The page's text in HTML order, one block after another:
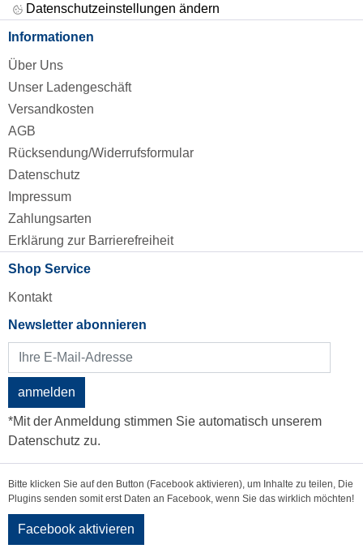
Datenschutzeinstellungen ändern
Informationen
Über Uns
Unser Ladengeschäft
Versandkosten
AGB
Rücksendung/Widerrufsformular
Datenschutz
Impressum
Zahlungsarten
Erklärung zur Barrierefreiheit
Shop Service
Kontakt
Newsletter abonnieren
anmelden
*Mit der Anmeldung stimmen Sie automatisch unserem
Datenschutz zu.
Bitte klicken Sie auf den Button (Facebook aktivieren), um Inhalte zu teilen, Die
Plugins senden somit erst Daten an Facebook, wenn Sie das wirklich möchten!
Facebook aktivieren